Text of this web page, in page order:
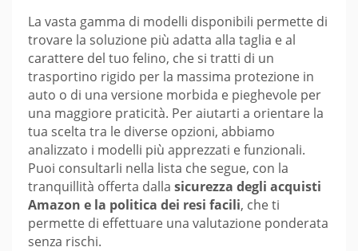
La vasta gamma di modelli disponibili permette di
trovare la soluzione più adatta alla taglia e al
carattere del tuo felino, che si tratti di un
trasportino rigido per la massima protezione in
auto o di una versione morbida e pieghevole per
una maggiore praticità. Per aiutarti a orientare la
tua scelta tra le diverse opzioni, abbiamo
analizzato i modelli più apprezzati e funzionali.
Puoi consultarli nella lista che segue, con la
tranquillità offerta dalla sicurezza degli acquisti
Amazon e la politica dei resi facili, che ti
permette di effettuare una valutazione ponderata
senza rischi.